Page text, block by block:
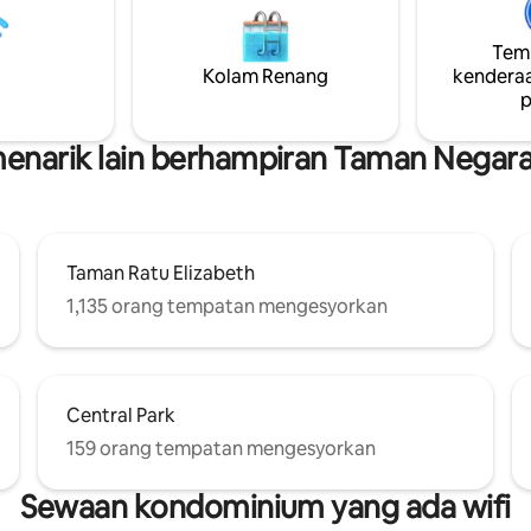
burung yang manis,
hari anda dalam ketenangan
matahari terbenam, tonton
4K 84”dalam keliling penuh,
salah satu permainan papan
berkumpul di sekeliling meja
muzik seluruh rumah pilihan
Kolam Renang
lain berhampiran Taman
Taman Ratu Elizabeth
1,135 orang tempatan mengesyorkan
Central Park
159 orang tempatan mengesyorkan
Sewaan kondominium yang ada wifi